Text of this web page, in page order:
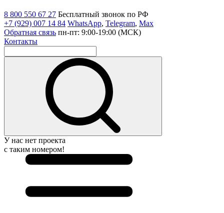
8 800 550 67 27 Бесплатный звонок по РФ
+7 (929) 007 14 84 WhatsApp, Telegram, Max
Обратная связь пн-пт: 9:00-19:00 (МСК)
Контакты
У нас нет проекта
с таким номером!